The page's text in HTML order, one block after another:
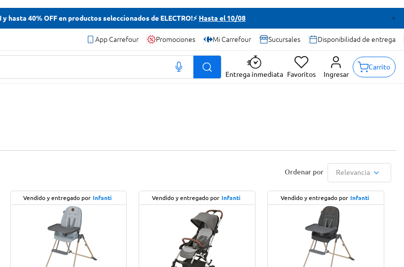
y hasta 40% OFF en productos seleccionados de ELECTRO!⚡ Hasta el 10/08
App Carrefour Promociones Mi Carrefour Sucursales Disponibilidad de entrega
Entrega inmediata Favoritos Ingresar
Carrito
Relevancia
Vendido y entregado por Infanti Vendido y entregado por Infanti Vendido y entregado por Infanti